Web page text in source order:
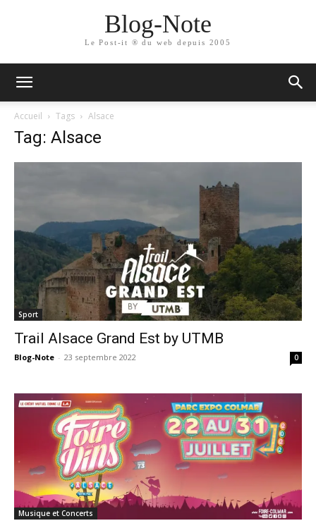
Blog-Note
Le Post-it ® du web depuis 2005
Accueil Tags Alsace
Tag: Alsace
Sport
Trail Alsace Grand Est by UTMB
Blog-Note - 23 septembre 2022 0
Musique et Concerts